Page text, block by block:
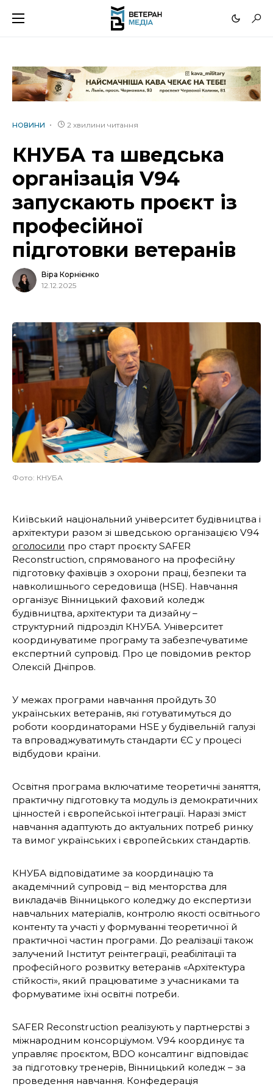
НОВИНИ 2 хвилини читання
КНУБА та шведська
організація V94
запускають проєкт із
професійної
підготовки ветеранів
Віра Корнієнко
12.12.2025
Фото: КНУБА
Київський національний університет будівництва і
архітектури разом зі шведською організацією V94
оголосили про старт проєкту SAFER
Reconstruction, спрямованого на професійну
підготовку фахівців з охорони праці, безпеки та
навколишнього середовища (HSE). Навчання
організує Вінницький фаховий коледж
будівництва, архітектури та дизайну –
структурний підрозділ КНУБА. Університет
координуватиме програму та забезпечуватиме
експертний супровід. Про це повідомив ректор
Олексій Дніпров.
У межах програми навчання пройдуть 30
українських ветеранів, які готуватимуться до
роботи координаторами HSE у будівельній галузі
та впроваджуватимуть стандарти ЄС у процесі
відбудови країни.
Освітня програма включатиме теоретичні заняття,
практичну підготовку та модуль із демократичних
цінностей і європейської інтеграції. Наразі зміст
навчання адаптують до актуальних потреб ринку
та вимог українських і європейських стандартів.
КНУБА відповідатиме за координацію та
академічний супровід – від менторства для
викладачів Вінницького коледжу до експертизи
навчальних матеріалів, контролю якості освітнього
контенту та участі у формуванні теоретичної й
практичної частин програми. До реалізації також
залучений Інститут реінтеграції, реабілітації та
професійного розвитку ветеранів «Архітектура
стійкості», який працюватиме з учасниками та
формуватиме їхні освітні потреби.
SAFER Reconstruction реалізують у партнерстві з
міжнародним консорціумом. V94 координує та
управляє проєктом, BDO консалтинг відповідає
за підготовку тренерів, Вінницький коледж – за
проведення навчання. Конфедерація